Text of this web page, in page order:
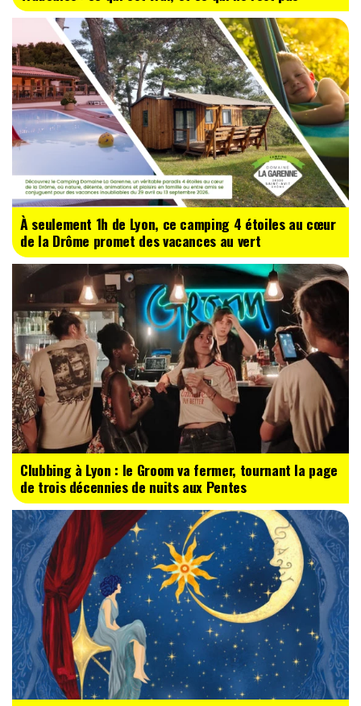
À seulement 1h de Lyon, ce camping 4 étoiles au cœur
de la Drôme promet des vacances au vert
Clubbing à Lyon : le Groom va fermer, tournant la page
de trois décennies de nuits aux Pentes